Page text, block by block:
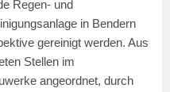
Regen- und
in Bendern
gereinigt werden. Aus
Stellen im
angeordnet, durch